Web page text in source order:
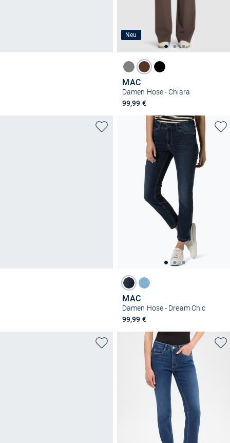
Neu
MAC
Damen Hose - Chiara
99,99 €
MAC
Damen Hose - Dream Chic
99,99 €